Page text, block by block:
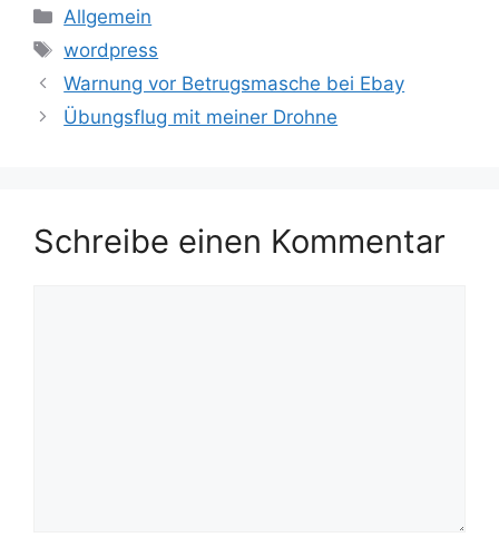
Kategorien
Allgemein
Schlagwörter
wordpress
Warnung vor Betrugsmasche bei Ebay
Übungsflug mit meiner Drohne
Schreibe einen Kommentar